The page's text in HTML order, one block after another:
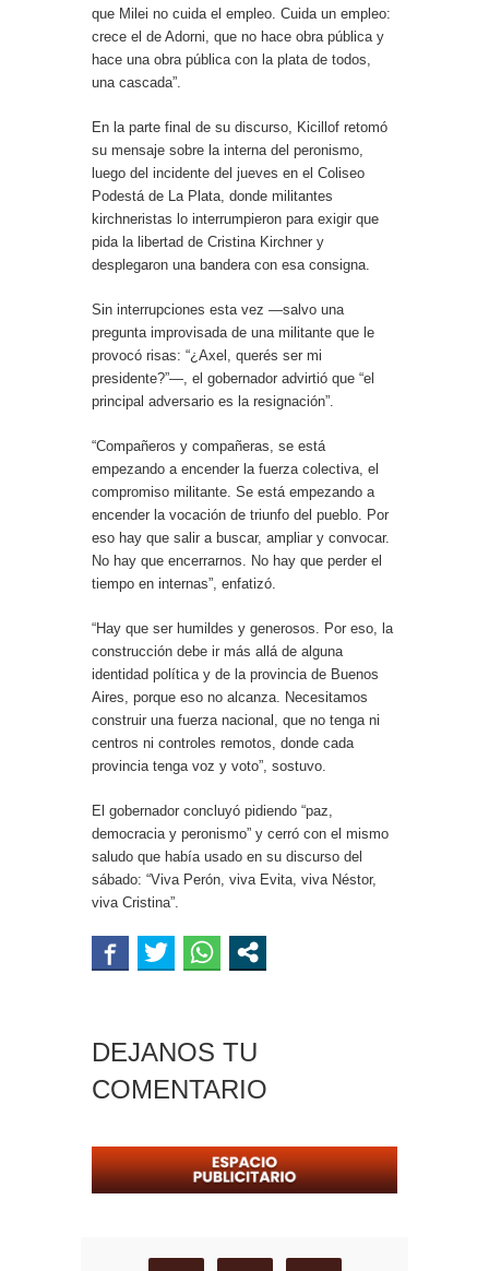
que Milei no cuida el empleo. Cuida un empleo:
crece el de Adorni, que no hace obra pública y
hace una obra pública con la plata de todos,
una cascada”.
En la parte final de su discurso, Kicillof retomó
su mensaje sobre la interna del peronismo,
luego del incidente del jueves en el Coliseo
Podestá de La Plata, donde militantes
kirchneristas lo interrumpieron para exigir que
pida la libertad de Cristina Kirchner y
desplegaron una bandera con esa consigna.
Sin interrupciones esta vez —salvo una
pregunta improvisada de una militante que le
provocó risas: “¿Axel, querés ser mi
presidente?”—, el gobernador advirtió que “el
principal adversario es la resignación”.
“Compañeros y compañeras, se está
empezando a encender la fuerza colectiva, el
compromiso militante. Se está empezando a
encender la vocación de triunfo del pueblo. Por
eso hay que salir a buscar, ampliar y convocar.
No hay que encerrarnos. No hay que perder el
tiempo en internas”, enfatizó.
“Hay que ser humildes y generosos. Por eso, la
construcción debe ir más allá de alguna
identidad política y de la provincia de Buenos
Aires, porque eso no alcanza. Necesitamos
construir una fuerza nacional, que no tenga ni
centros ni controles remotos, donde cada
provincia tenga voz y voto”, sostuvo.
El gobernador concluyó pidiendo “paz,
democracia y peronismo” y cerró con el mismo
saludo que había usado en su discurso del
sábado: “Viva Perón, viva Evita, viva Néstor,
viva Cristina”.
DEJANOS TU
COMENTARIO